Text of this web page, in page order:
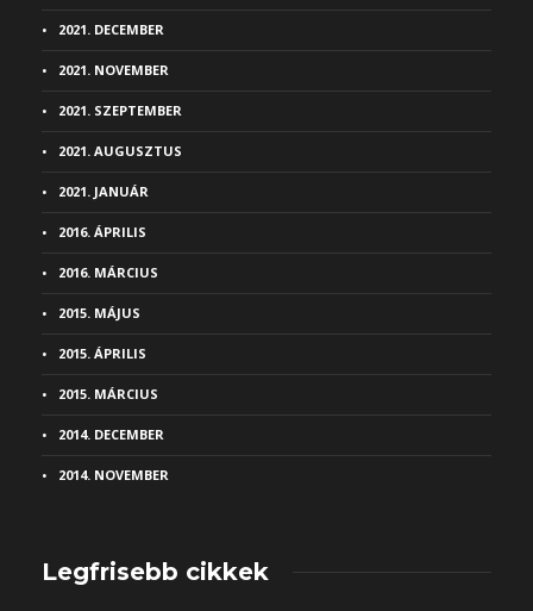
2021. DECEMBER
2021. NOVEMBER
2021. SZEPTEMBER
2021. AUGUSZTUS
2021. JANUÁR
2016. ÁPRILIS
2016. MÁRCIUS
2015. MÁJUS
2015. ÁPRILIS
2015. MÁRCIUS
2014. DECEMBER
2014. NOVEMBER
Legfrisebb cikkek